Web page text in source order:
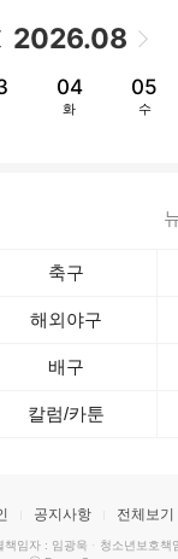
2026.08
04
화
05
수
축구
해외야구
배구
칼럼/카툰
공지사항 전체보기
책임자 : 임광욱 · 청소년보호책